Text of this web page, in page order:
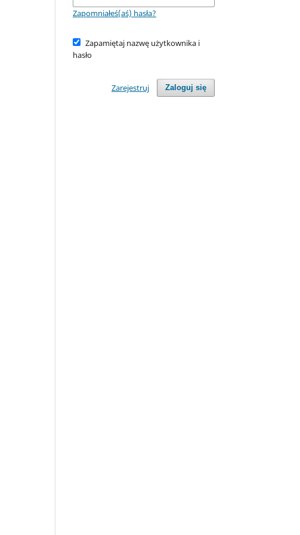
Zapomniałeś(aś) hasła?
Zapamiętaj nazwę użytkownika i
hasło
Zaloguj się
Zarejestruj